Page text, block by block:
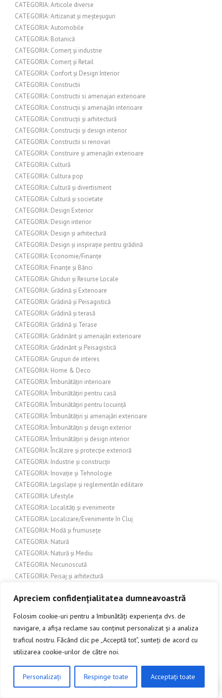
Apreciem confidențialitatea dumneavoastră
Folosim cookie-uri pentru a îmbunătăți experiența dvs. de
navigare, a afișa reclame sau conținut personalizat și a analiza
traficul nostru. Făcând clic pe „Acceptă tot”, sunteți de acord cu
utilizarea cookie-urilor de către noi.
Personalizați Respinge toate Acceptați toate
CATEGORIA: Articole diverse
CATEGORIA: Artizanat și meșteșuguri
CATEGORIA: Automobile
CATEGORIA: Botanică
CATEGORIA: Comerț și industrie
CATEGORIA: Comerț și Retail
CATEGORIA: Confort și Design Interior
CATEGORIA: Constructii
CATEGORIA: Constructii si amenajari exterioare
CATEGORIA: Construcții și amenajări interioare
CATEGORIA: Construcții și arhitectură
CATEGORIA: Construcții și design interior
CATEGORIA: Constructii si renovari
CATEGORIA: Construire și amenajări exterioare
CATEGORIA: Cultură
CATEGORIA: Cultura pop
CATEGORIA: Cultură și divertisment
CATEGORIA: Cultură și societate
CATEGORIA: Design Exterior
CATEGORIA: Design interior
CATEGORIA: Design și arhitectură
CATEGORIA: Design și inspirație pentru grădină
CATEGORIA: Economie/Finanțe
CATEGORIA: Finanțe și Bănci
CATEGORIA: Ghiduri și Resurse Locale
CATEGORIA: Grădină și Exterioare
CATEGORIA: Grădină și Peisagistică
CATEGORIA: Grădină și terasă
CATEGORIA: Grădină și Terase
CATEGORIA: Grădinărit și amenajări exterioare
CATEGORIA: Grădinărit și Peisagistică
CATEGORIA: Grupuri de interes
CATEGORIA: Home & Deco
CATEGORIA: Îmbunătățiri interioare
CATEGORIA: Îmbunătățiri pentru casă
CATEGORIA: Îmbunătățiri pentru locuință
CATEGORIA: Îmbunătățiri și amenajări exterioare
CATEGORIA: Îmbunătățiri și design exterior
CATEGORIA: Îmbunătățiri și design interior
CATEGORIA: Încălzire și protecție exterioră
CATEGORIA: Industrie și construcții
CATEGORIA: Inovație și Tehnologie
CATEGORIA: Legislație și reglementări edilitare
CATEGORIA: Lifestyle
CATEGORIA: Localități și evenimente
CATEGORIA: Localizare/Evenimente în Cluj
CATEGORIA: Modă și frumusețe
CATEGORIA: Natură
CATEGORIA: Natură și Mediu
CATEGORIA: Necunoscută
CATEGORIA: Peisaj și arhitectură
CATEGORIA: Pescuit
CATEGORIA: Produse pentru evenimente
CATEGORIA: Sport
CATEGORIA: Sport și activități în aer liber
CATEGORIA: Tehnologie și Inovație
CATEGORIA: Turism și Cultură
CATEGORIA: Urbanism și construcții
CATEGORIA: Urbanism și dezvoltare urbană
CLICK AICI PENTRU A DISCUTA